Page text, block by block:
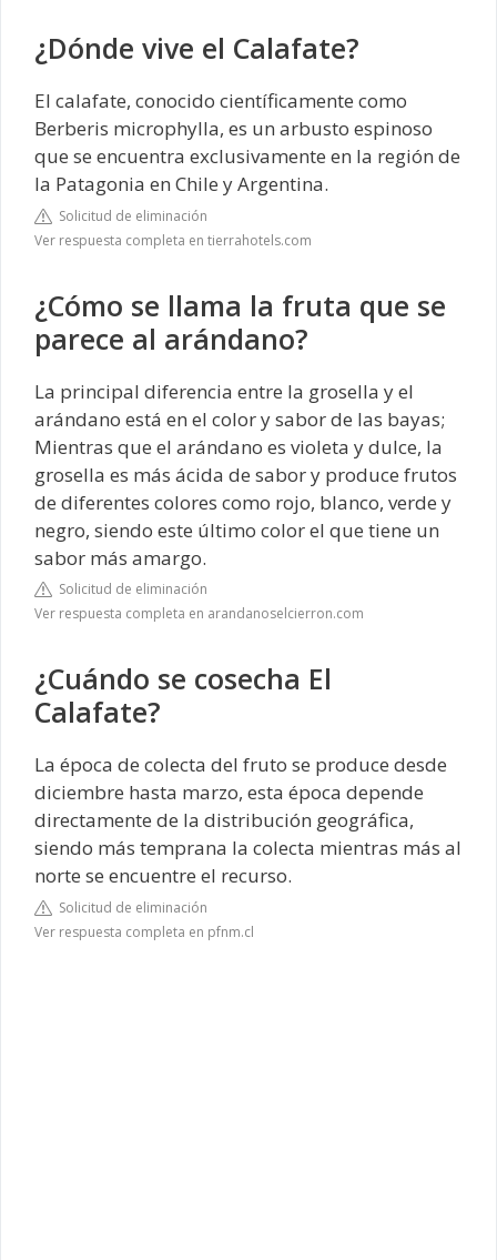
¿Dónde vive el Calafate?
El calafate, conocido científicamente como
Berberis microphylla, es un arbusto espinoso
que se encuentra exclusivamente en la región de
la Patagonia en Chile y Argentina.
Solicitud de eliminación
Ver respuesta completa en tierrahotels.com
¿Cómo se llama la fruta que se
parece al arándano?
La principal diferencia entre la grosella y el
arándano está en el color y sabor de las bayas;
Mientras que el arándano es violeta y dulce, la
grosella es más ácida de sabor y produce frutos
de diferentes colores como rojo, blanco, verde y
negro, siendo este último color el que tiene un
sabor más amargo.
Solicitud de eliminación
Ver respuesta completa en arandanoselcierron.com
¿Cuándo se cosecha El
Calafate?
La época de colecta del fruto se produce desde
diciembre hasta marzo, esta época depende
directamente de la distribución geográfica,
siendo más temprana la colecta mientras más al
norte se encuentre el recurso.
Solicitud de eliminación
Ver respuesta completa en pfnm.cl